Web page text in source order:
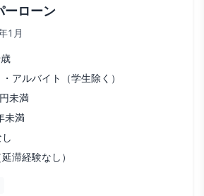
ーローン
1月
アルバイト（学生除く）
未満
未満
滞経験なし）